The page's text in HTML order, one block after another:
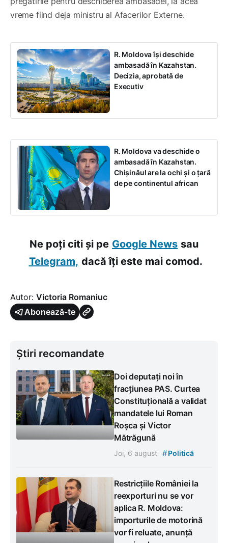
vreme fiind deja ministru al Afacerilor Externe.
R. Moldova își deschide
ambasadă în Kazahstan.
Decizia, aprobată de
Executiv
R. Moldova va deschide o
ambasadă în Kazahstan.
Chișinăul are la ochi și o țară
de pe continentul african
Ne poți citi și pe Google News sau
Telegram, dacă îți este mai comod.
Autor: Victoria Romaniuc
Abonează-te
Știri recomandate
Doi deputați noi în
fracțiunea PAS. Curtea
Constituțională a validat
mandatele lui Roman
Roșca și Victor
Mătrăgună
Joi, 6 august #Politică
Restricțiile României la
reexporturi nu se vor
aplica R. Moldova:
importurile de motorină
vor fi reluate, anunță